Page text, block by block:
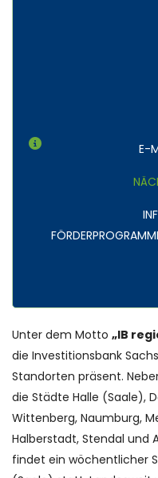
E-
Unter dem Motto „IB
die Investitionsbank
Standorten präsent.
die Städte Halle (Saale),
Wittenberg, Naumburg,
Halberstadt, Stendal und
findet ein wöchentlicher